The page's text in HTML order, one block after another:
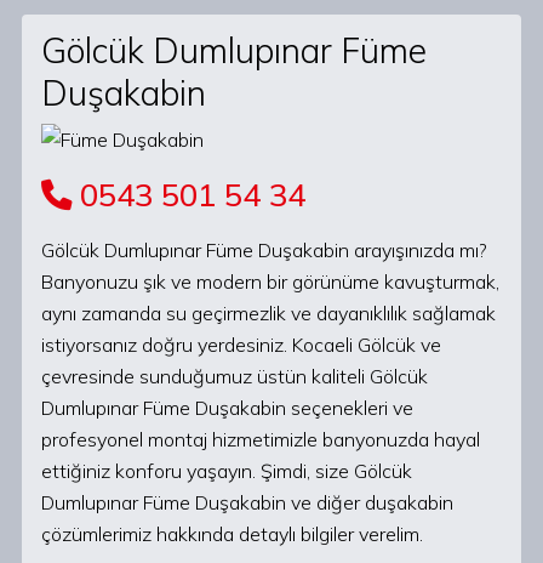
Gölcük Dumlupınar Füme
Duşakabin
0543 501 54 34
Gölcük Dumlupınar Füme Duşakabin arayışınızda mı?
Banyonuzu şık ve modern bir görünüme kavuşturmak,
aynı zamanda su geçirmezlik ve dayanıklılık sağlamak
istiyorsanız doğru yerdesiniz. Kocaeli Gölcük ve
çevresinde sunduğumuz üstün kaliteli Gölcük
Dumlupınar Füme Duşakabin seçenekleri ve
profesyonel montaj hizmetimizle banyonuzda hayal
ettiğiniz konforu yaşayın. Şimdi, size Gölcük
Dumlupınar Füme Duşakabin ve diğer duşakabin
çözümlerimiz hakkında detaylı bilgiler verelim.